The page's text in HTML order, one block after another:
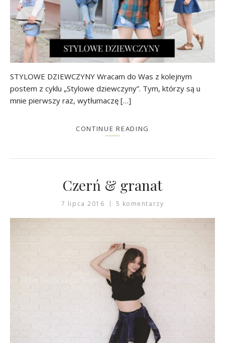
STYLOWE DZIEWCZYNY Wracam do Was z kolejnym
postem z cyklu „Stylowe dziewczyny”. Tym, którzy są u
mnie pierwszy raz, wytłumaczę […]
CONTINUE READING
Czerń & granat
7 lipca 2016 5 komentarzy